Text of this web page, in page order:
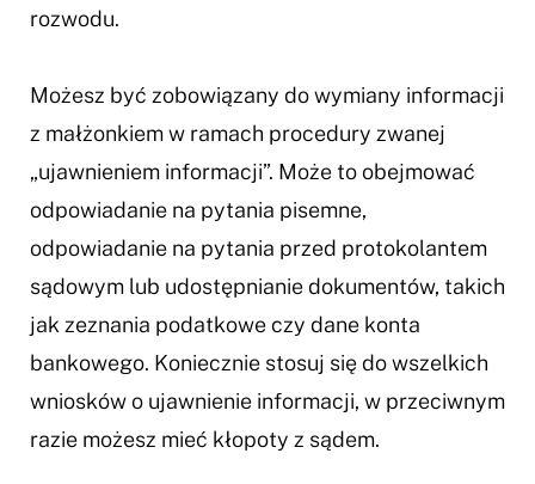
rozwodu.
Możesz być zobowiązany do wymiany informacji
z małżonkiem w ramach procedury zwanej
„ujawnieniem informacji”. Może to obejmować
odpowiadanie na pytania pisemne,
odpowiadanie na pytania przed protokolantem
sądowym lub udostępnianie dokumentów, takich
jak zeznania podatkowe czy dane konta
bankowego. Koniecznie stosuj się do wszelkich
wniosków o ujawnienie informacji, w przeciwnym
razie możesz mieć kłopoty z sądem.